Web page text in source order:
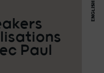
ENGLISH
Paul